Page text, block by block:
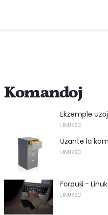
Komandoj
Ekzemple
LINUKSO
Uzante la
LINUKSO
Forpuŝi -
LINUKSO